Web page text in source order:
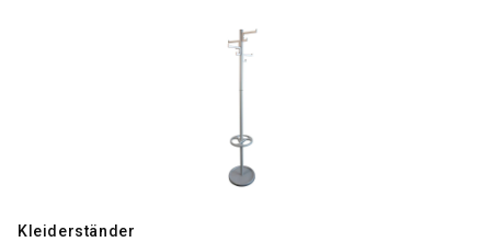
Kleiderständer